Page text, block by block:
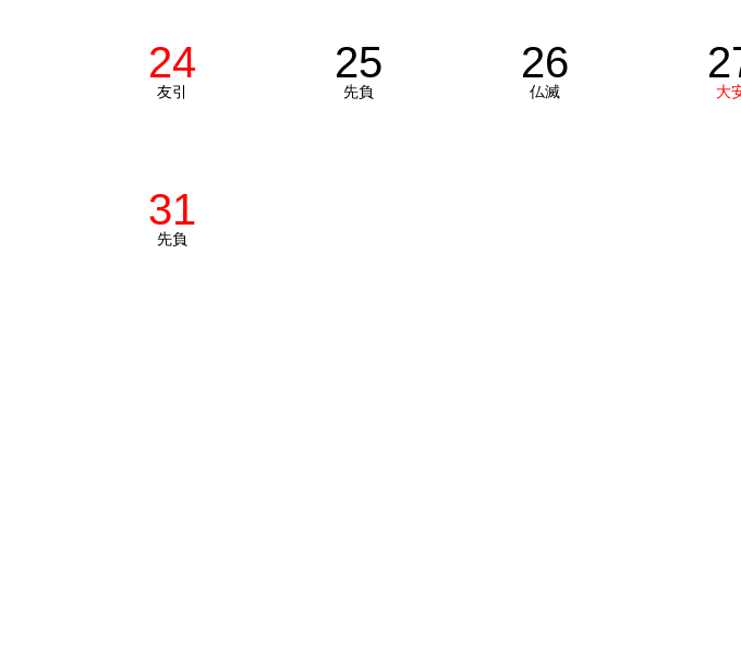
24
友引
25
先負
26
仏滅 大
31
先負